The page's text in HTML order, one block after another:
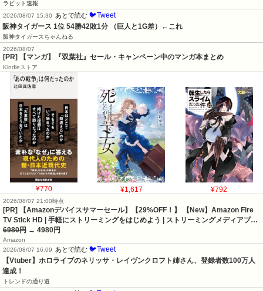
ラビット速報
2026/08/07 15:30
あとで読む 🐦Tweet
阪神タイガース 1位 54勝42敗1分 （巨人と1G差）←これ
阪神タイガースちゃんねる
2026/08/07
[PR] 【マンガ】『双葉社』セール・キャンペーン中のマンガ本まとめ
Kindleストア
¥770 ¥1,617 ¥792
2026/08/07 21:00時点
[PR] 【Amazonデバイスサマーセール】【29%OFF！】 【New】Amazon Fire
TV Stick HD | 手軽にストリーミングをはじめよう | ストリーミングメディアプ…
6980円 → 4980円
Amazon
2026/08/07 16:09
あとで読む 🐦Tweet
【Vtuber】ホロライブのネリッサ・レイヴンクロフト姉さん、登録者数100万人
達成！
トレンドの通り道